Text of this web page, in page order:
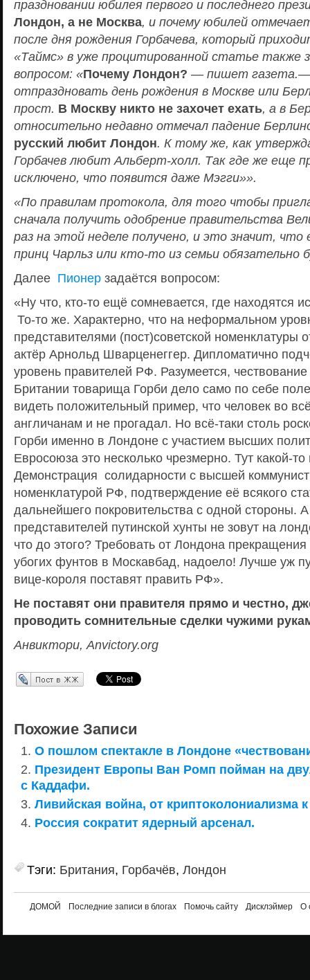
праздновании юбилея первого и последнего
Лондон, а не Москва, и почему юбилей
после дня рождения Горбачева, который
«Таймс» в уже процитированной статье также
вопросом: «Почему Лондон? — пишет газета.—
отпраздновать день рождения в Москве или
прост. В Москву никто не захочет ехать, а в
относительно недавно отмечал падение
русский любит Лондон. К тому же, как
Горбачев любит Альберт-холл. Так где же еще
исключено, что появится даже Мэгги»».
«По правилам протокола, для того чтобы
сначала получить одобрение правительства
раз на этой неделе получено, и это значит, что
принц Чарльз или кто-то из семьи обязательно
Далее Пионер задаётся вопросом:
«Ну что, кто-то ещё сомневается, где находятся
То-то же. Характерно, что на неформальном
представителями (пост)советской номенклатуры
актёр Арнольд Шварценеггер. Дипломатично
уровень правителей РФ. Разумеется, чествование
Британии товарища Горби дело само по себе
видеть положительный пример, что человек во
англичанам и не прогадал. Но всё-таки столь
Горби именно в Лондоне с участием высших
Евросоюза это несколько чрезмерно. Тут какой-то
Демонстрация солидарности с высшей
номенклатурой РФ, подтверждение её всякого
дальнейшего покровительства с одной стороны. А
представителей путинской хунты не зовут на
что до этого? Требовать от Лондона прекращения
убогих фунтов в Москавбад, надоело! Лучше уж
вице-короля поставят править РФ».
Не поставят они правителя прямо и честно,
проводить сомнительные сделки чужими
Анвиктори, Anvictory.org
Перепост в ЖЖ
Похожие Записи
О пошлом спектакле в Лондоне
Президент Европы Ван Ромп пойман на
с Каддафи.
Ливийская война, от криптоколониализма
Россия сократит ядерный арсенал.
Тэги: Британия, Горбачёв, Лондон
ДОМОЙ Последние записи в блогах Помочь сайту Дисклэймер О